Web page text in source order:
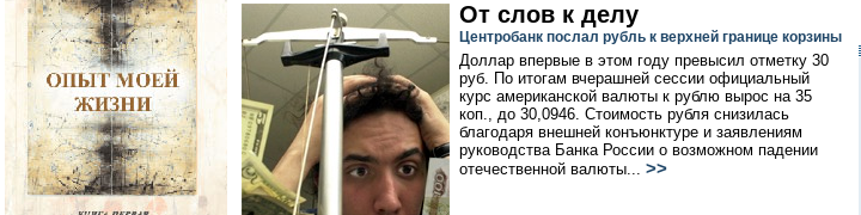
От слов к делу
Центробанк послал рубль к верхней границе корзины
Доллар впервые в этом году превысил отметку 30
руб. По итогам вчерашней сессии официальный
курс американской валюты к рублю вырос на 35
коп., до 30,0946. Стоимость рубля снизилась
благодаря внешней конъюнктуре и заявлениям
руководства Банка России о возможном падении
отечественной валюты... >>